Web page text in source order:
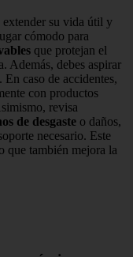
su vida útil y
cómodo para
que protejan el
Además, debes aspirar
caso de accidentes,
con productos
revisa
de desgaste o daños,
necesario. Este
que también mejora la